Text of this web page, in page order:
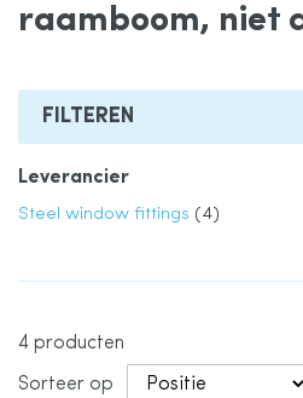
raamboom, niet
4 producten
Sorteer op
FILTEREN
Leverancier
Steel window fittings 4
product